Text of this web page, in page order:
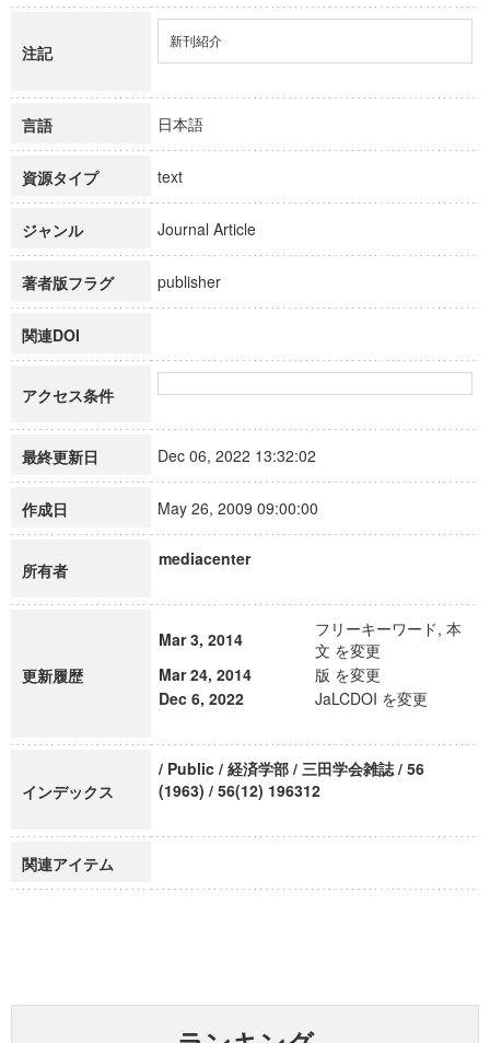
注記
新刊紹介
言語 日本語
資源タイプ text
ジャンル Journal Article
著者版フラグ publisher
関連DOI
アクセス条件
最終更新日 Dec 06, 2022 13:32:02
作成日 May 26, 2009 09:00:00
所有者
mediacenter
更新履歴
Mar 3, 2014
フリーキーワード, 本
文 を変更
Mar 24, 2014
版 を変更
Dec 6, 2022
JaLCDOI を変更
インデックス
/ Public / 経済学部 / 三田学会雑誌 / 56
(1963) / 56(12) 196312
関連アイテム